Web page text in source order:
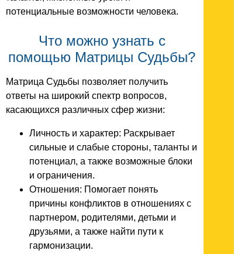
потенциальные возможности человека.
Что можно узнать с
помощью Матрицы Судьбы?
Матрица Судьбы позволяет получить
ответы на широкий спектр вопросов,
касающихся различных сфер жизни:
Личность и характер: Раскрывает
сильные и слабые стороны, таланты и
потенциал, а также возможные блоки
и ограничения.
Отношения: Помогает понять
причины конфликтов в отношениях с
партнером, родителями, детьми и
друзьями, а также найти пути к
гармонизации.